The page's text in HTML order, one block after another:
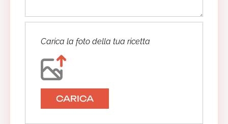
Carica la foto della tua ricetta
CARICA